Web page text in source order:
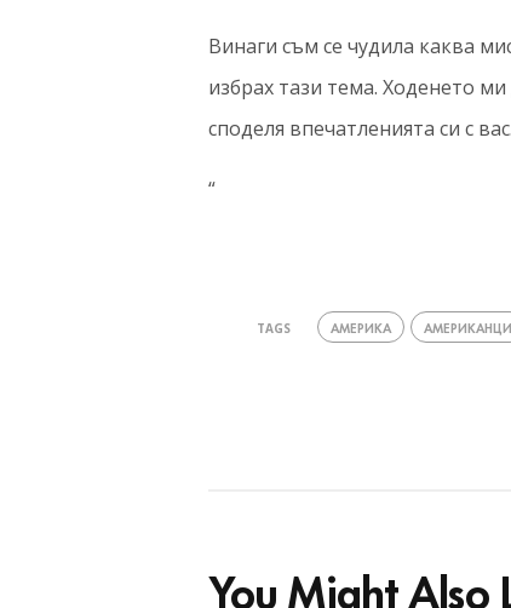
Винаги съм се чудила каква
избрах тази тема. Ходенето
споделя впечатленията си с
“
TAGS АМЕРИКА АМЕРИКАНЦИ
You Might Also